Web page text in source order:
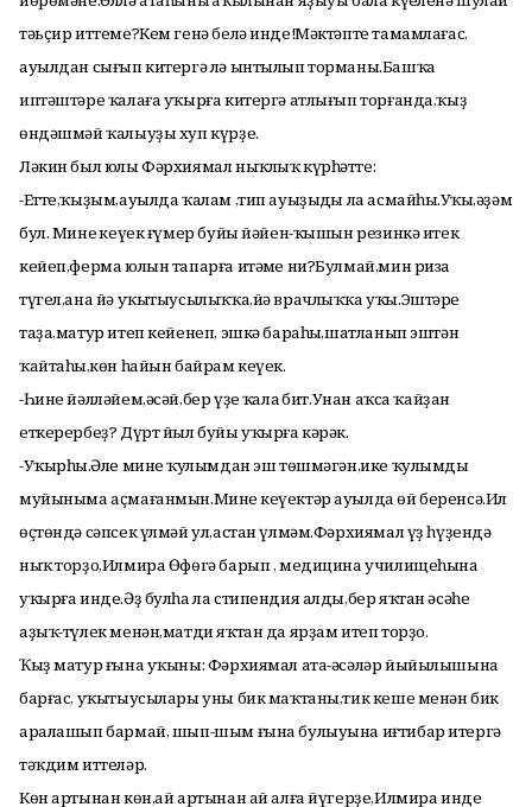
тәьҫир иттеме?Кем генә белә инде!Мәктәпте тамамлағас,
ауылдан сығып китергә лә ынтылып торманы.Башҡа
иптәштәре ҡалаға уҡырға китергә атлығып торғанда,ҡыҙ
өндәшмәй ҡалыуҙы хуп күрҙе.
Ләкин был юлы Фәрхиямал ныҡлыҡ күрһәтте:
-Етте,ҡыҙым,ауылда ҡалам ,тип ауыҙыңды ла асмайһың.Уҡы,әҙәм
бул. Минең кеүек ғүмер буйы йәйен-ҡышын резинкә итек
кейеп,ферма юлын тапарға итәңме ни?Булмай,мин риза
түгел,ана йә уҡытыусылыҡҡа,йә врачлыҡҡа уҡы.Эштәре
таҙа,матур итеп кейенеп, эшкә бараһың,шатланып эштән
ҡайтаһың,көн һайын байрам кеүек.
-Һине йәлләйем,әсәй,бер үҙең ҡалаң бит.Унан аҡса ҡайҙан
еткерербеҙ? Дүрт йыл буйы уҡырға кәрәк.
-Уҡырһың.Әле минең ҡулымдан эш төшмәгән,ике ҡулымды
муйыныма аҫмағанмын.Минең кеүектәр ауылда өй беренсә.Ил
өҫтөндә сәпсек үлмәй ул,астан үлмәм.Фәрхиямал үҙ һүҙендә
ныҡ торҙо,Илмира Өфөгә барып , медицина училищеһына
уҡырға инде.Әҙ булһа ла стипендия алды,бер яҡтан әсәһе
аҙыҡ-түлек менән,матди яҡтан да ярҙам итеп торҙо.
Ҡыҙ матур ғына уҡыны: Фәрхиямал ата-әсәләр йыйылышына
барғас, уҡытыусылары уны бик маҡтаны,тик кеше менән бик
аралашып бармай, шып-шым ғына булыуына иғтибар итергә
тәҡдим иттеләр.
Көн артынан көн,ай артынан ай алға йүгерҙе,Илмира инде